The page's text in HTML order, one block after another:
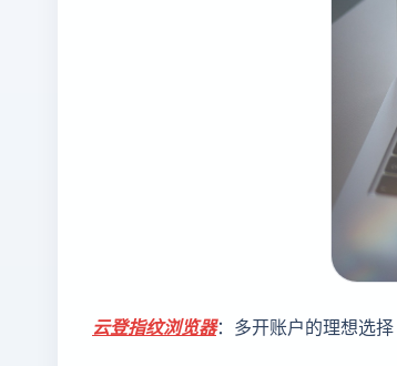
云登指纹浏览器：多开账户的理想选择